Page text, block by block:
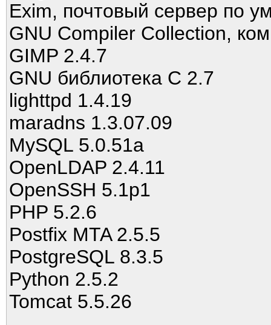
Exim, почтовый сервер по
GNU Compiler Collection,
GIMP 2.4.7
GNU библиотека C 2.7
lighttpd 1.4.19
maradns 1.3.07.09
MySQL 5.0.51a
OpenLDAP 2.4.11
OpenSSH 5.1p1
PHP 5.2.6
Postfix MTA 2.5.5
PostgreSQL 8.3.5
Python 2.5.2
Tomcat 5.5.26